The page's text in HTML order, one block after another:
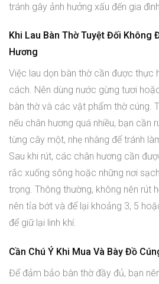
tránh gây ảnh hưởng xấu đến gia đình.
Khi Lau Bàn Thờ Tuyệt Đối Không
Hương
Việc lau dọn bàn thờ cần được thực
cách. Nên dùng nước gừng tươi
bàn thờ và các vật phẩm thờ cúng.
nếu chân hương quá nhiều, bạn cần
từng cây một, nhẹ nhàng để tránh
Sau khi rút, các chân hương cần
rắc xuống sông hoặc những nơi
trọng. Thông thường, không nên rút
nên tỉa bớt và để lại khoảng 3, 5
để giữ lại linh khí.
Cần Chú Ý Khi Mua Và Bày Đồ
Để đảm bảo bàn thờ đầy đủ, bạn